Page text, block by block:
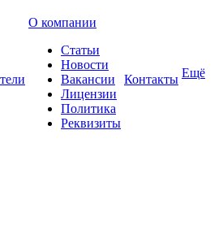
О компании
Статьи
Новости
Вакансии
Лицензии
Политика
Реквизиты
Контакты Ещё